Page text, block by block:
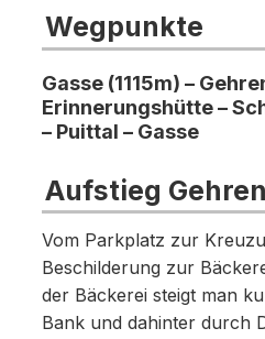
Wegpunkte
Gasse (1115m) –
Erinnerungshütte –
– Puittal – Gasse
Aufstieg
Vom Parkplatz zur
Beschilderung zur
der Bäckerei steigt man
Bank und dahinter durch